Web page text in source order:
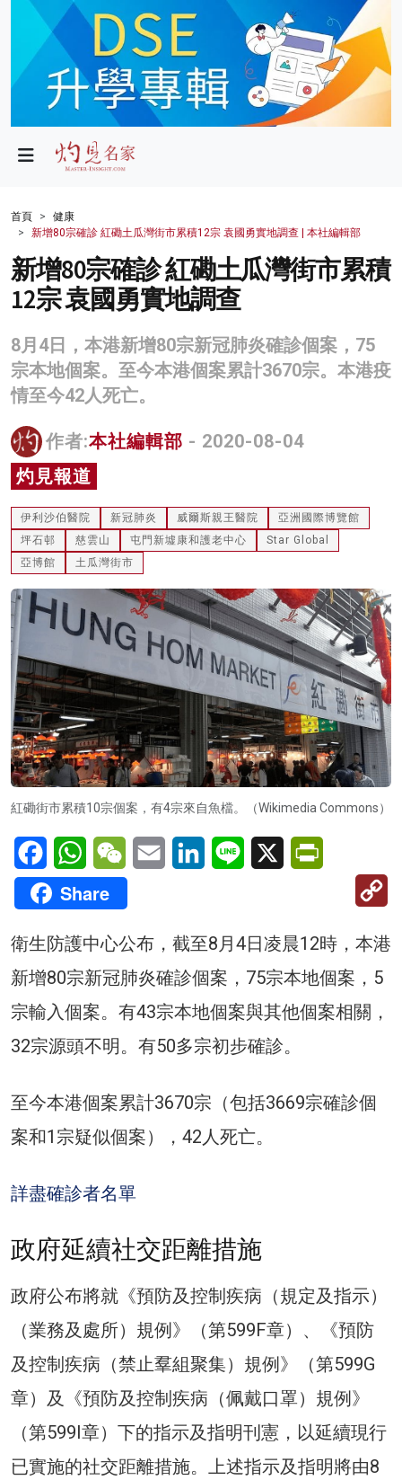
政局
財經
生活
健康
商業
科技
影片
名家榜
灼見活動
首頁
健康
新增80宗確診 紅磡土瓜灣街市累積12宗 袁國勇實地調查 | 本社編輯部
新增80宗確診 紅磡土瓜灣街市累積
12宗 袁國勇實地調查
8月4日，本港新增80宗新冠肺炎確診個案，75
宗本地個案。至今本港個案累計3670宗。本港疫
情至今42人死亡。
作者:本社編輯部 - 2020-08-04
灼見報道
伊利沙伯醫院 新冠肺炎 威爾斯親王醫院
亞洲國際博覽館
坪石邨
慈雲山 屯門新墟康和護老中心
Star Global
亞博館
土瓜灣街市
紅磡街市累積10宗個案，有4宗來自魚檔。（Wikimedia Commons）
FacebookWhatsAppWeChatEmail LinkedInLine X
Share
衛生防護中心公布，截至8月4日凌晨12時，本港
新增80宗新冠肺炎確診個案，75宗本地個案，5
宗輸入個案。有43宗本地個案與其他個案相關，
32宗源頭不明。有50多宗初步確診。
至今本港個案累計3670宗（包括3669宗確診個
案和1宗疑似個案），42人死亡。
詳盡確診者名單
政府延續社交距離措施
政府公布將就《預防及控制疾病（規定及指示）
（業務及處所）規例》（第599F章）、《預防
及控制疾病（禁止羣組聚集）規例》（第599G
章）及《預防及控制疾病（佩戴口罩）規例》
（第599I章）下的指示及指明刊憲，以延續現行
已實施的社交距離措施。上述指示及指明將由8